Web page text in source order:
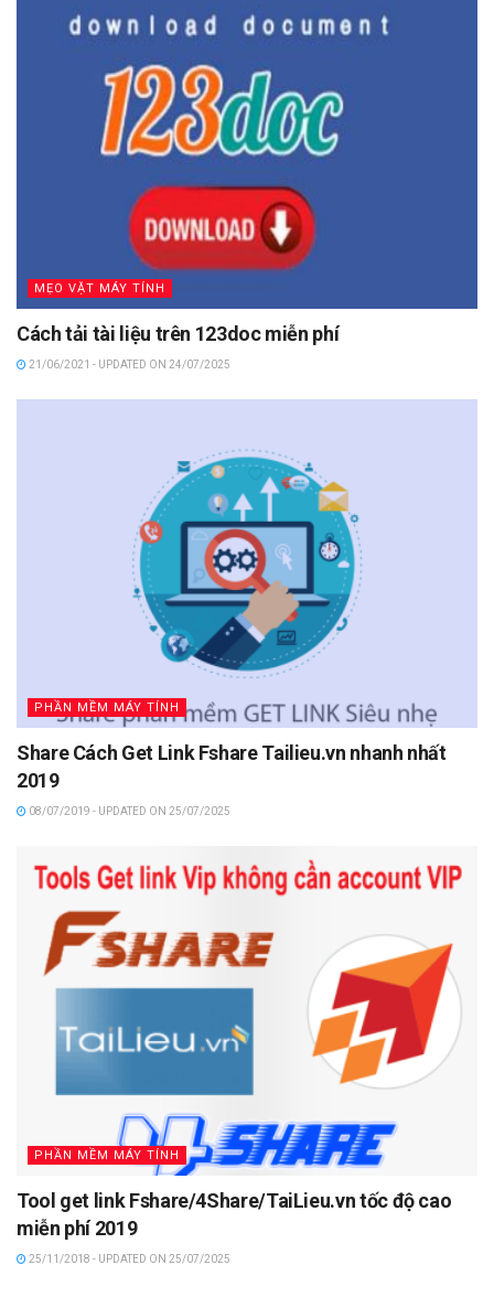
MẸO VẶT MÁY TÍNH
Cách tải tài liệu trên 123doc miễn phí
21/06/2021 - UPDATED ON 24/07/2025
PHẦN MỀM MÁY TÍNH
Share Cách Get Link Fshare Tailieu.vn nhanh nhất
2019
08/07/2019 - UPDATED ON 25/07/2025
PHẦN MỀM MÁY TÍNH
Tool get link Fshare/4Share/TaiLieu.vn tốc độ cao
miễn phí 2019
25/11/2018 - UPDATED ON 25/07/2025